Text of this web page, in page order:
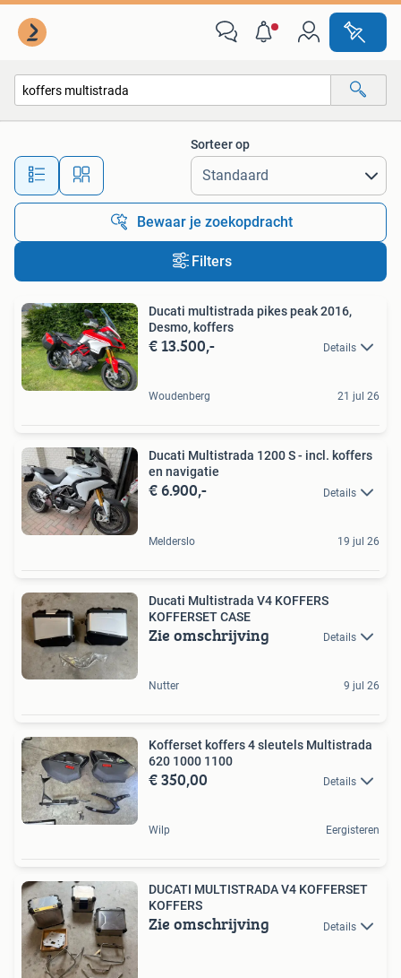
Alle afstanden…
Sorteer op
Bewaar je zoekopdracht
Filters
Ducati multistrada pikes peak 2016,
Desmo, koffers
€ 13.500,- Details
Woudenberg 21 jul 26
Ducati Multistrada 1200 S - incl. koffers
en navigatie
€ 6.900,- Details
Melderslo 19 jul 26
Ducati Multistrada V4 KOFFERS
KOFFERSET CASE
Zie omschrijving Details
Nutter 9 jul 26
Kofferset koffers 4 sleutels Multistrada
620 1000 1100
€ 350,00 Details
Wilp Eergisteren
DUCATI MULTISTRADA V4 KOFFERSET
KOFFERS
Zie omschrijving Details